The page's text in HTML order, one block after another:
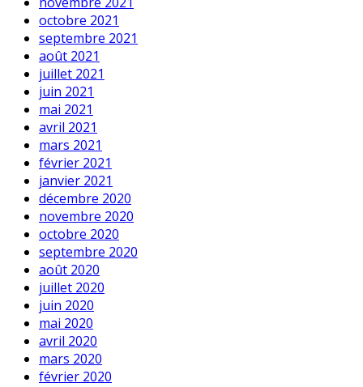
octobre 2021
septembre 2021
août 2021
juillet 2021
juin 2021
mai 2021
avril 2021
mars 2021
février 2021
janvier 2021
décembre 2020
novembre 2020
octobre 2020
septembre 2020
août 2020
juillet 2020
juin 2020
mai 2020
avril 2020
mars 2020
février 2020